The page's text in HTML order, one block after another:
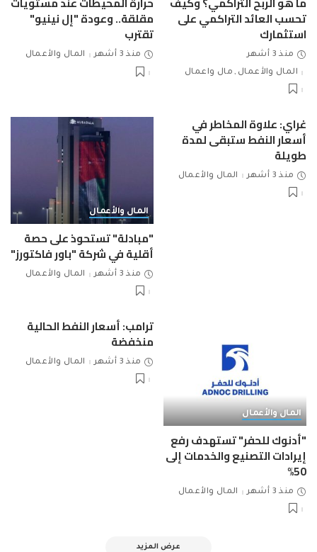
تحسب العائد التراكمي على
استثمارك
منذ 3 أشهر
المال والأعمال
مال واعمال
مقلقة.. وعودة "إل نينيو"
تقترب
منذ 3 أشهر المال والأعمال
غراي: علاوة المخاطر في
أسعار النفط ستبقى لمدة
طويلة
منذ 3 أشهر المال والأعمال
المال والأعمال
"مبادلة" تستحوذ على حصة
أقلية في شركة "باور فاكتورز"
منذ 3 أشهر المال والأعمال
المال والأعمال
"أدنوك للحفر" تستهدف رفع
إيرادات التصنيع والخدمات إلى
50%
منذ 3 أشهر المال والأعمال
ترامب: أسعار النفط الحالية
منخفضة
منذ 3 أشهر المال والأعمال
عرض المزيد